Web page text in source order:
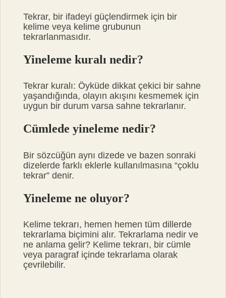
Tekrar, bir ifadeyi güçlendirmek için bir
kelime veya kelime grubunun
tekrarlanmasıdır.
Yineleme kuralı nedir?
Tekrar kuralı: Öyküde dikkat çekici bir sahne
yaşandığında, olayın akışını kesmemek için
uygun bir durum varsa sahne tekrarlanır.
Cümlede yineleme nedir?
Bir sözcüğün aynı dizede ve bazen sonraki
dizelerde farklı eklerle kullanılmasına “çoklu
tekrar” denir.
Yineleme ne oluyor?
Kelime tekrarı, hemen hemen tüm dillerde
tekrarlama biçimini alır. Tekrarlama nedir ve
ne anlama gelir? Kelime tekrarı, bir cümle
veya paragraf içinde tekrarlama olarak
çevrilebilir.